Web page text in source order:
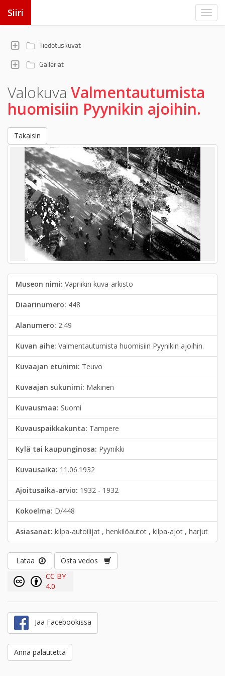
Siiri
Tiedotuskuvat
Galleriat
Valokuva Valmentautumista
huomisiin Pyynikin ajoihin.
Takaisin
Museon nimi: Vapriikin kuva-arkisto
Diaarinumero: 448
Alanumero: 2:49
Kuvan aihe: Valmentautumista huomisiin Pyynikin ajoihin.
Kuvaajan etunimi: Teuvo
Kuvaajan sukunimi: Mäkinen
Kuvausmaa: Suomi
Kuvauspaikkakunta: Tampere
Kylä tai kaupunginosa: Pyynikki
Kuvausaika: 11.06.1932
Ajoitusaika-arvio: 1932 - 1932
Kokoelma: D/448
Asiasanat: kilpa-autoilijat , henkilöautot , kilpa-ajot , harjut
Lataa
Osta vedos
CC BY
4.0
Jaa Facebookissa
Anna palautetta